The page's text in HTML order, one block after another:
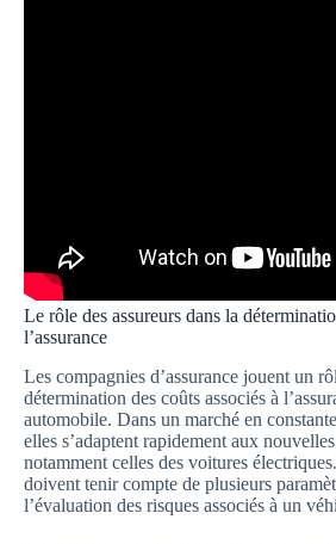
Le rôle des assureurs dans la
l’assurance
Les compagnies d’assurance jouent un
détermination des coûts associés à
automobile. Dans un marché en
elles s’adaptent rapidement aux
notamment celles des voitures
doivent tenir compte de plusieurs
l’évaluation des risques associés à un